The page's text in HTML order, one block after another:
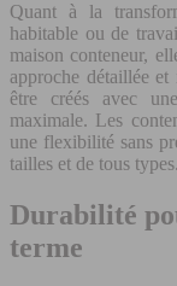
Quant à la
habitable ou de
maison conteneur,
approche détaillée et
être créés avec
maximale. Les
une flexibilité sans
tailles et de tous types.
Durabilité
terme